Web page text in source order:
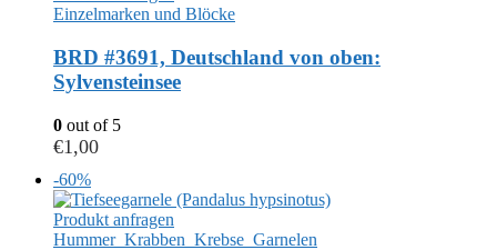
Einzelmarken und Blöcke
BRD #3691, Deutschland von oben:
Sylvensteinsee
0 out of 5
€1,00
-60%
Produkt anfragen
Hummer_Krabben_Krebse_Garnelen